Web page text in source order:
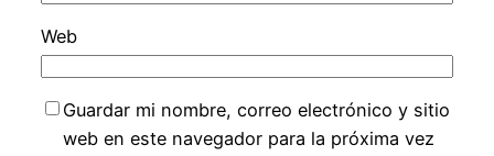
Web
Guardar mi nombre, correo electrónico y sitio
web en este navegador para la próxima vez